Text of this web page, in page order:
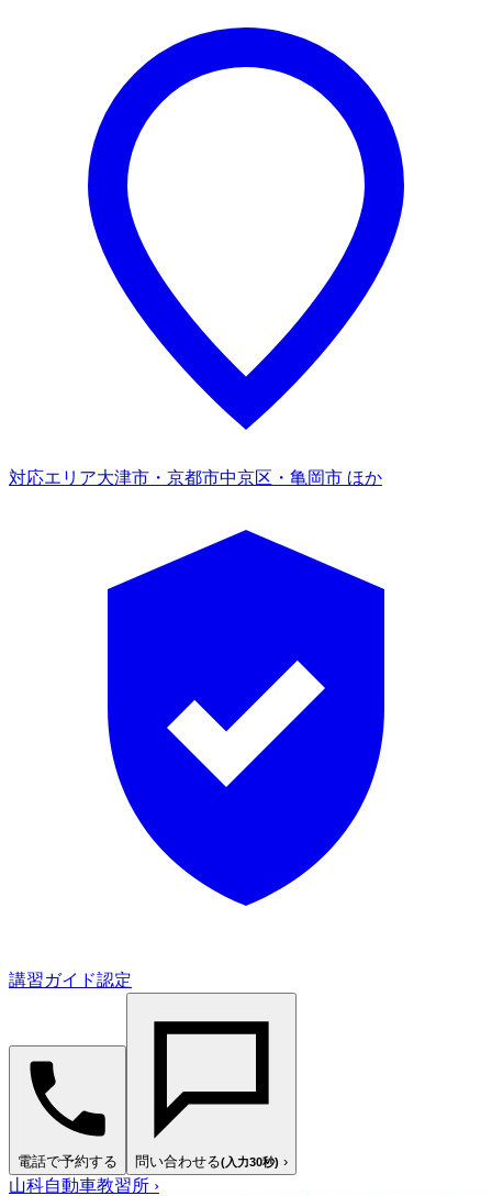
対応エリア大津市・京都市中京区・亀岡市 ほか
講習ガイド認定
電話で予約する 問い合わせる(入力30秒) ›
山科自動車教習所 ›